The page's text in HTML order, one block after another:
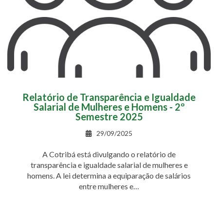
Relatório de Transparência e Igualdade
Salarial de Mulheres e Homens - 2º
Semestre 2025
29/09/2025
A Cotribá está divulgando o relatório de
transparência e igualdade salarial de mulheres e
homens. A lei determina a equiparação de salários
entre mulheres e…